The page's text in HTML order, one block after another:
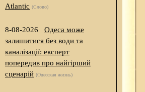
Atlantic (Слово)
8-08-2026
Одеса може
залишитися без води та
каналізації: експерт
попередив про найгірший
сценарій (Одесская жизнь)